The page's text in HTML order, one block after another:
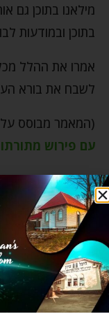
מילאנו בתוכן גם
בתוכן ובמודעות
אמרו את ההלל
לשבח את בורא
(המאמר מבוסס
עם פירוש
רוצים ליהנות
לקישור הזה
אחדות אליהו
הגדה של פסח
הכוס של אליהו הנביא